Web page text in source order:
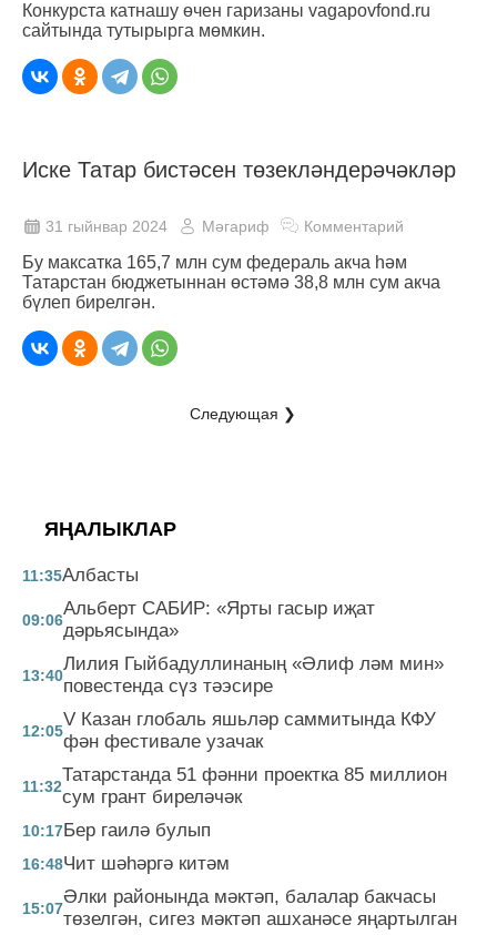
Конкурста катнашу өчен гаризаны vagapovfond.ru
сайтында тутырырга мөмкин.
Иске Татар бистәсен төзекләндерәчәкләр
31 гыйнвар 2024 Мәгариф Комментарий
Бу максатка 165,7 млн сум федераль акча һәм
Татарстан бюджетыннан өстәмә 38,8 млн сум акча
бүлеп бирелгән.
Следующая ❯
ЯҢАЛЫКЛАР
11:35Албасты
09:06
Альберт САБИР: «Ярты гасыр иҗат
дәрьясында»
13:40
Лилия Гыйбадуллинаның «Әлиф ләм мин»
повестенда сүз тәэсире
12:05
V Казан глобаль яшьләр саммитында КФУ
фән фестивале узачак
11:32
Татарстанда 51 фәнни проектка 85 миллион
сум грант биреләчәк
10:17Бер гаилә булып
16:48Чит шәһәргә китәм
15:07
Әлки районында мәктәп, балалар бакчасы
төзелгән, сигез мәктәп ашханәсе яңартылган